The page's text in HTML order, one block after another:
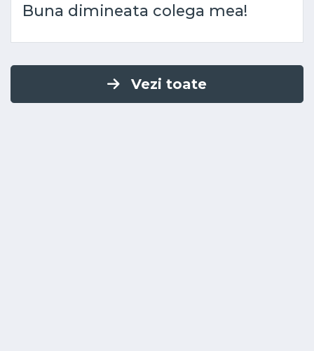
Buna dimineata colega mea!
Vezi toate